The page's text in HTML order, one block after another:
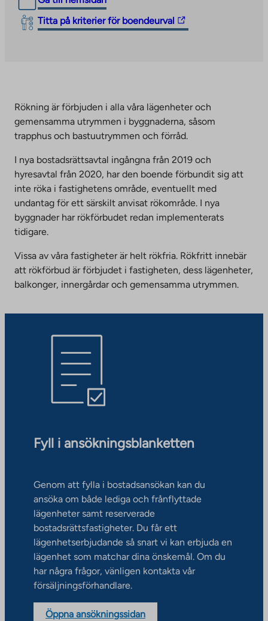
Titta på kriterier för boendeurval
The
link
external
site.
Link
in
a
new
tab
Rökning är förbjuden i alla våra lägenheter och
gemensamma utrymmen i byggnaderna, såsom
trapphus och bastuutrymmen och förråd.
I nya bostadsrättsavtal ingångna från 2019 och
hyresavtal från 2020, har den boende förbundit sig att
inte röka i fastighetens område, eventuellt med
undantag för ett särskilt anvisat rökområde. I nya
byggnader har rökförbudet redan implementerats
tidigare.
Vissa av våra fastigheter är helt rökfria. Rökfritt innebär
att rökförbud är förbjudet i fastigheten, dess lägenheter,
balkonger, innergårdar och gemensamma utrymmen.
Fyll i ansökningsblanketten
Genom att fylla i bostadsansökan kan du
ansöka om både lediga och frånflyttade
lägenheter samt reserverade
bostadsrättsfastigheter. Du får ett
lägenhetserbjudande så snart vi kan erbjuda en
lägenhet som matchar dina önskemål. Om du
har några frågor, vänligen kontakta vår
försäljningsförhandlare.
Öppna ansökningssidan